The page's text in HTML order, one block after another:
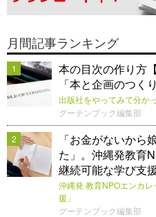
月間記事ランキング
1
本の目次の作り方
「本と企画のつく
出版社をやってみて分か
グーテンブック編集部
2
「お金がないから
た」。沖縄発教育
継続可能な学び支
沖縄発 教育NPOエンカ
援」
グーテンブック編集部